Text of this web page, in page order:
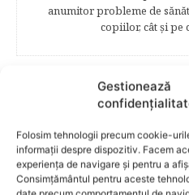
Gestionează
Folosim tehnologii precum cookie-
informații despre dispozitiv. Facem
experiența de navigare și pentru a
Consimțământul pentru aceste
anumitor probleme de
copiilor, cât şi pe
RELATED POSTS